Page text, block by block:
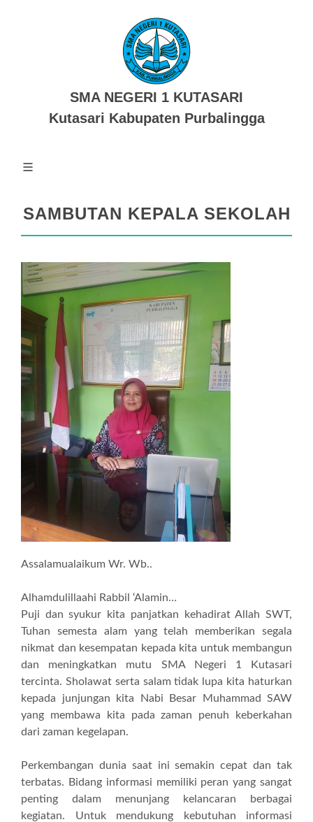
SMA NEGERI 1 KUTASARI
Kutasari Kabupaten Purbalingga
SAMBUTAN KEPALA SEKOLAH
Assalamualaikum Wr. Wb..
Alhamdulillaahi Rabbil ‘Alamin…
Puji dan syukur kita panjatkan kehadirat Allah SWT,
Tuhan semesta alam yang telah memberikan segala
nikmat dan kesempatan kepada kita untuk membangun
dan meningkatkan mutu SMA Negeri 1 Kutasari
tercinta. Sholawat serta salam tidak lupa kita haturkan
kepada junjungan kita Nabi Besar Muhammad SAW
yang membawa kita pada zaman penuh keberkahan
dari zaman kegelapan.
Perkembangan dunia saat ini semakin cepat dan tak
terbatas. Bidang informasi memiliki peran yang sangat
penting dalam menunjang kelancaran berbagai
kegiatan. Untuk mendukung kebutuhan informasi